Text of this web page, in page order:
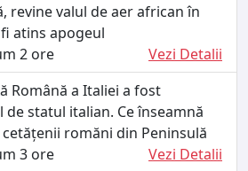
revine valul de aer african în
atins apogeul
2 ore
Vezi Detalii
Română a Italiei a fost
statul italian. Ce înseamnă
romăni din Peninsulă
3 ore
Vezi Detalii